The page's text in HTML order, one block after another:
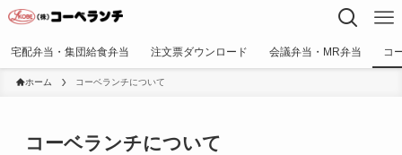
宅配弁当・集団給食弁当 注文票ダウンロード 会議弁当・MR弁当 コ
ホーム コーベランチについて
コーベランチについて